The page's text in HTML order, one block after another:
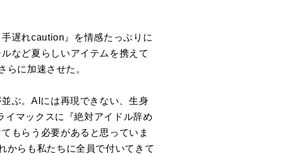
遅れcaution』を情感たっぷりに
など夏らしいアイテムを携えて
らに加速させた。
ぶ。AIには再現できない、生身
イマックスに『絶対アイドル辞め
もらう必要があると思っていま
からも私たちに全員で付いてきて